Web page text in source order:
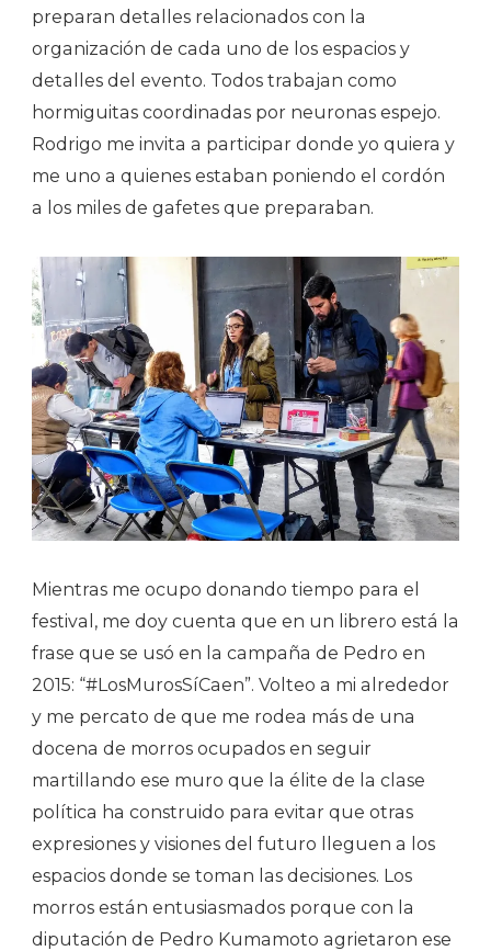
preparan detalles relacionados con la
organización de cada uno de los espacios y
detalles del evento. Todos trabajan como
hormiguitas coordinadas por neuronas espejo.
Rodrigo me invita a participar donde yo quiera y
me uno a quienes estaban poniendo el cordón
a los miles de gafetes que preparaban.
Mientras me ocupo donando tiempo para el
festival, me doy cuenta que en un librero está la
frase que se usó en la campaña de Pedro en
2015: “#LosMurosSíCaen”. Volteo a mi alrededor
y me percato de que me rodea más de una
docena de morros ocupados en seguir
martillando ese muro que la élite de la clase
política ha construido para evitar que otras
expresiones y visiones del futuro lleguen a los
espacios donde se toman las decisiones. Los
morros están entusiasmados porque con la
diputación de Pedro Kumamoto agrietaron ese